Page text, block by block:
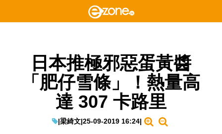
日本推極邪惡蛋黃醬
「肥仔雪條」！熱量高
達 307 卡路里
|梁綺文|25-09-2019 16:24|